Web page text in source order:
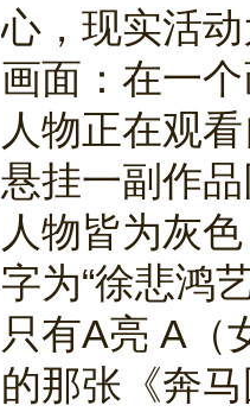
心，现实活
画面：在一
人物正在观
悬挂一副作
人物皆为灰
字为“徐悲鸿
只有A亮 A（
的那张《奔